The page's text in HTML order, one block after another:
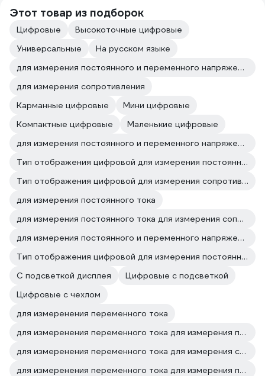
Этот товар из подборок
Цифровые
Высокоточные цифровые
Универсальные
На русском языке
для измерения постоянного и переменного напряжения
для измерения сопротивления
Карманные цифровые
Мини цифровые
Компактные цифровые
Маленькие цифровые
для измерения постоянного и переменного напряжения для измерения сопротивления
Тип отображения цифровой для измерения постоянного и переменного напряжения
Тип отображения цифровой для измерения сопротивления
для измерения постоянного тока
для измерения постоянного тока для измерения сопротивления
для измерения постоянного и переменного напряжения для измерения постоянного тока
Тип отображения цифровой для измерения постоянного тока
С подсветкой дисплея
Цифровые с подсветкой
Цифровые с чехлом
для измеренения переменного тока
для измеренения переменного тока для измерения постоянного и переменного напряжения
для измеренения переменного тока для измерения сопротивления
для измеренения переменного тока для измерения постоянного тока